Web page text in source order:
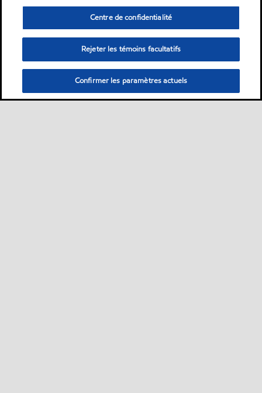
Centre de confidentialité
Rejeter les témoins facultatifs
Confirmer les paramètres actuels